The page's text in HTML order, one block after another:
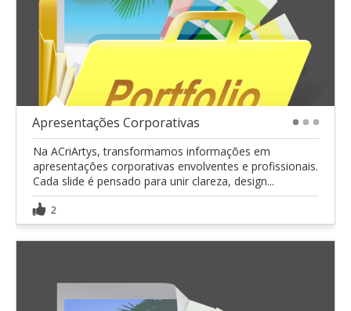
Apresentações Corporativas
Na ACriArtys, transformamos informações em
apresentações corporativas envolventes e profissionais.
Cada slide é pensado para unir clareza, design...
2